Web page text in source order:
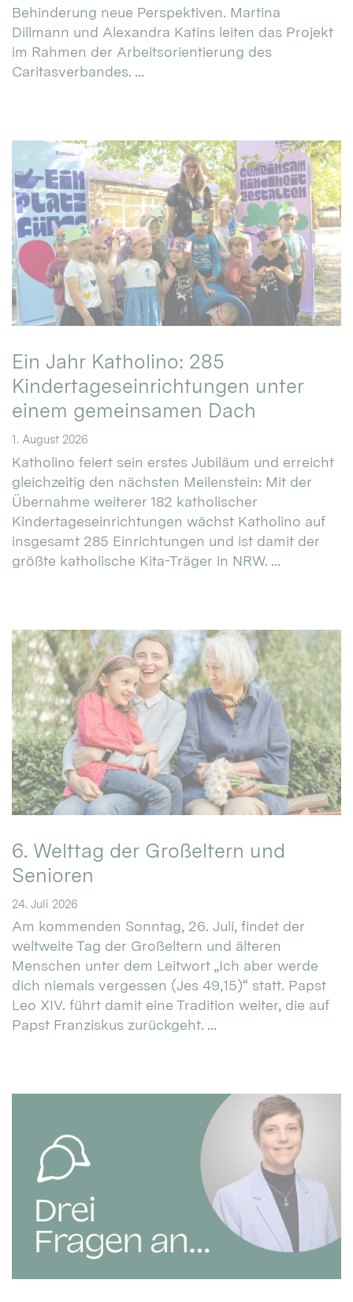
Behinderung neue Perspektiven. Martina
Dillmann und Alexandra Katins leiten das Projekt
im Rahmen der Arbeitsorientierung des
Caritasverbandes. ...
Ein Jahr Katholino: 285
Kindertageseinrichtungen unter
einem gemeinsamen Dach
1. August 2026
Katholino feiert sein erstes Jubiläum und erreicht
gleichzeitig den nächsten Meilenstein: Mit der
Übernahme weiterer 182 katholischer
Kindertageseinrichtungen wächst Katholino auf
insgesamt 285 Einrichtungen und ist damit der
größte katholische Kita-Träger in NRW. ...
6. Welttag der Großeltern und
Senioren
24. Juli 2026
Am kommenden Sonntag, 26. Juli, findet der
weltweite Tag der Großeltern und älteren
Menschen unter dem Leitwort „Ich aber werde
dich niemals vergessen (Jes 49,15)“ statt. Papst
Leo XIV. führt damit eine Tradition weiter, die auf
Papst Franziskus zurückgeht. ...